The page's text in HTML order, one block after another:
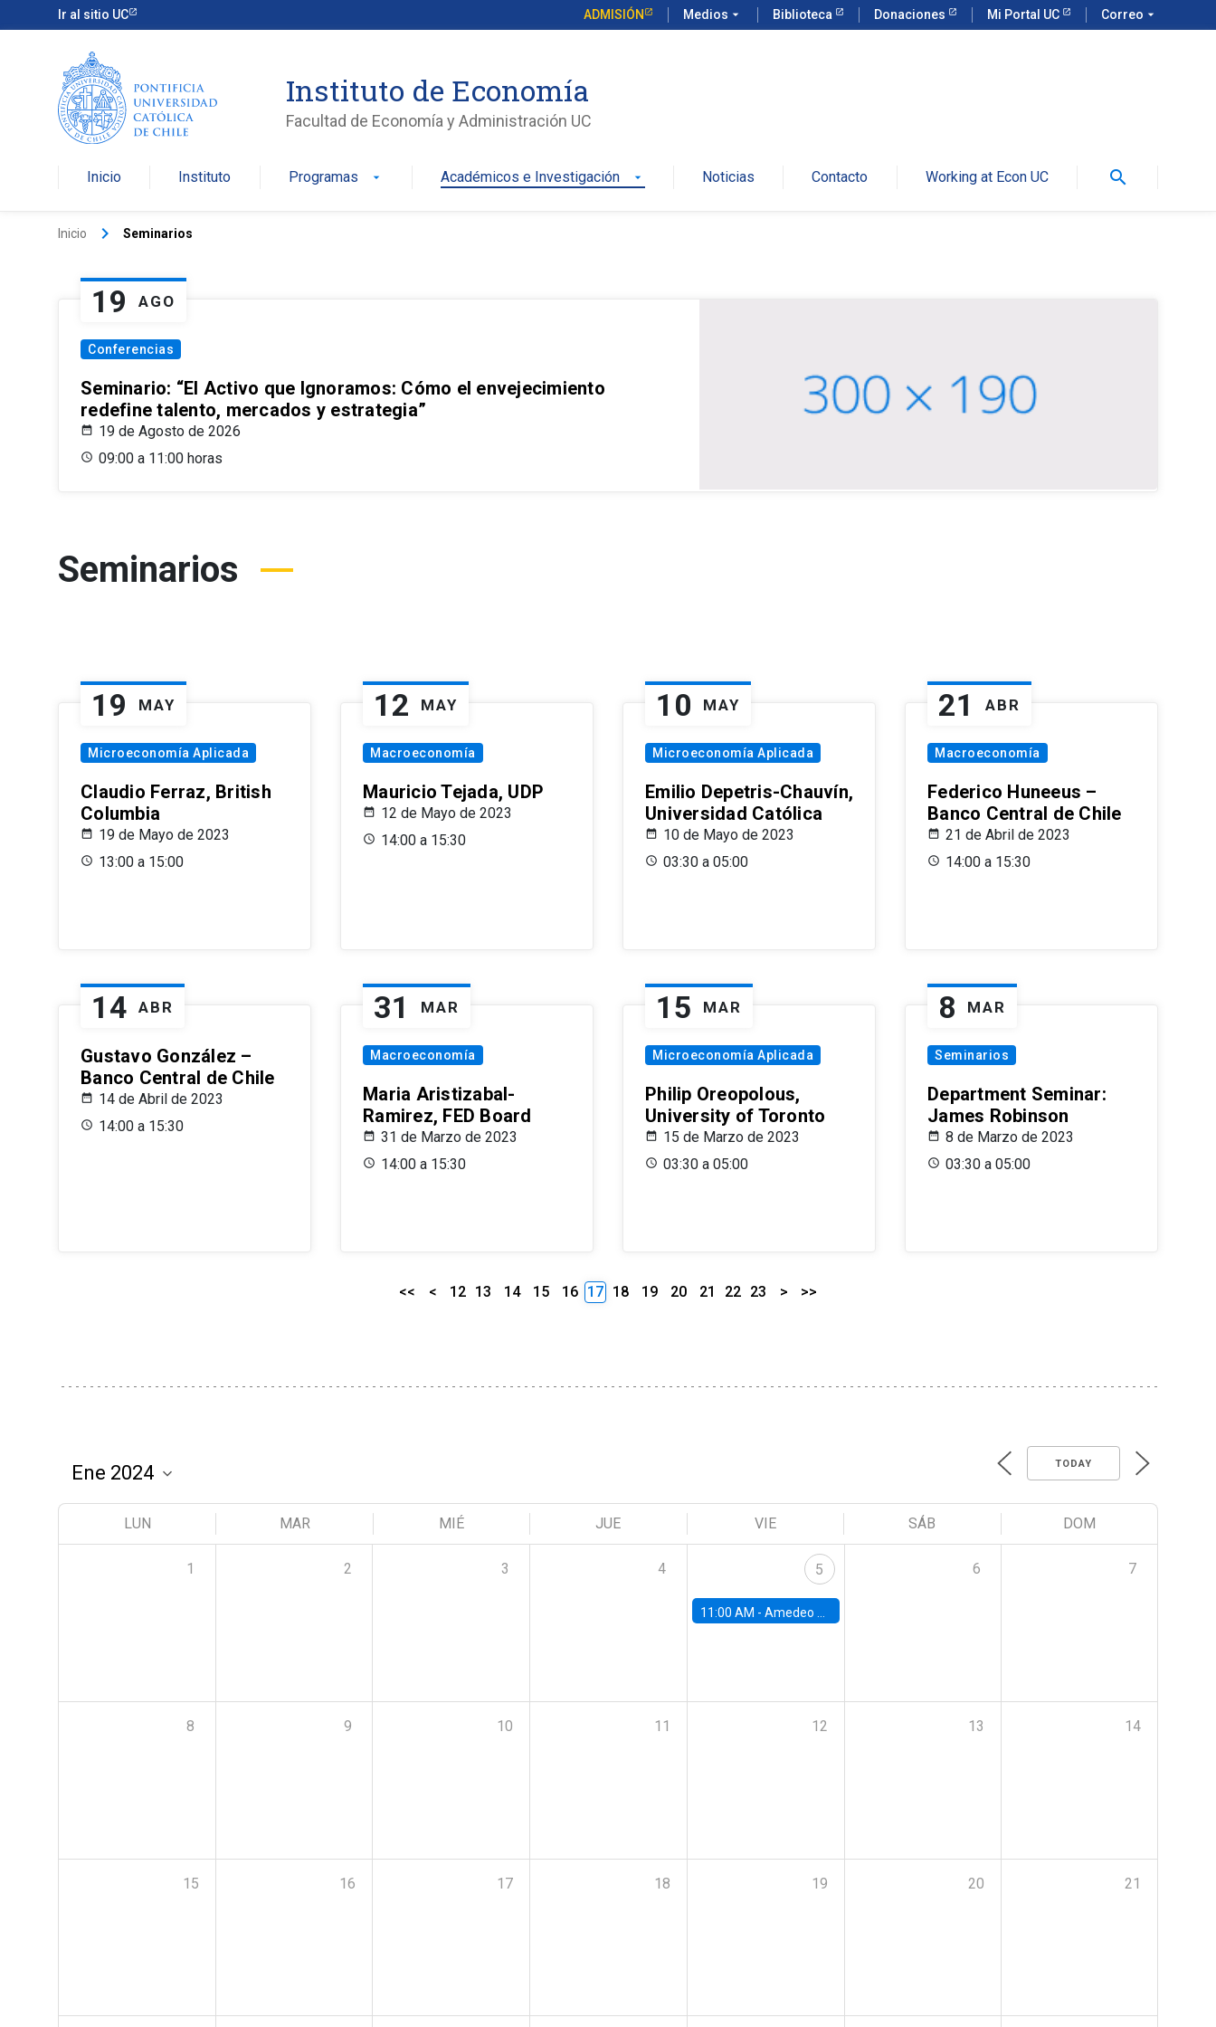
Ir al sitio UC ADMISIÓN Medios arrow_drop_down Biblioteca Donaciones Mi Portal UC Correo arrow_drop_down
Instituto de Economía
Facultad de Economía y Administración UC
Inicio Instituto Programas arrow_drop_down Académicos e Investigación arrow_drop_down Noticias Contacto Working at Econ UC search
Inicio keyboard_arrow_right Seminarios
19 AGO
Conferencias
Seminario: “El Activo que Ignoramos: Cómo el envejecimiento
redefine talento, mercados y estrategia”
19 de Agosto de 2026
09:00 a 11:00 horas
Seminarios
19 MAY
Microeconomía Aplicada
Claudio Ferraz, British
Columbia
19 de Mayo de 2023
13:00 a 15:00
12 MAY
Macroeconomía
Mauricio Tejada, UDP
12 de Mayo de 2023
14:00 a 15:30
10 MAY
Microeconomía Aplicada
Emilio Depetris-Chauvín,
Universidad Católica
10 de Mayo de 2023
03:30 a 05:00
21 ABR
Macroeconomía
Federico Huneeus –
Banco Central de Chile
21 de Abril de 2023
14:00 a 15:30
14 ABR
Gustavo González –
Banco Central de Chile
14 de Abril de 2023
14:00 a 15:30
31 MAR
Macroeconomía
Maria Aristizabal-
Ramirez, FED Board
31 de Marzo de 2023
14:00 a 15:30
15 MAR
Microeconomía Aplicada
Philip Oreopolous,
University of Toronto
15 de Marzo de 2023
03:30 a 05:00
8 MAR
Seminarios
Department Seminar:
James Robinson
8 de Marzo de 2023
03:30 a 05:00
<< < 12 13 14 15 16 17 18 19 20 21 22 23 > >>
TODAY
LUN MAR MIÉ JUE VIE SÁB DOM
1 2 3 4 5
11:00 AM - Amedeo Piolatto, Universidad Autónoma de Barcelona (UAB)
6 7
8 9 10 11 12 13 14
15 16 17 18 19 20 21